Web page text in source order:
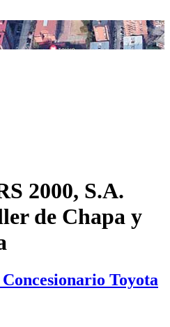
2000, S.A.
de Chapa y
Toyota